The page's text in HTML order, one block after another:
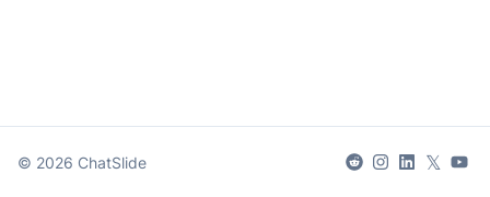
© 2026 ChatSlide 𝕏